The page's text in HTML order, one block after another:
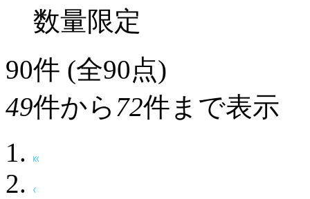
数量限定
90件 (全90点)
49件から 72件まで表示